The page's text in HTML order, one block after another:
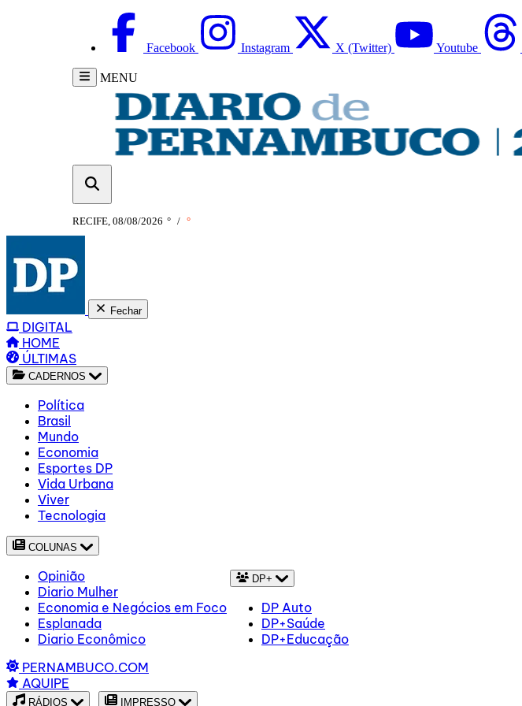
Facebook Instagram X (Twitter) Youtube
MENU
RECIFE, 08/08/2026 ° / °
Fechar
DIGITAL
HOME
ÚLTIMAS
CADERNOS
Política
Brasil
Mundo
Economia
Esportes DP
Vida Urbana
Viver
Tecnologia
COLUNAS
Opinião
Diario Mulher
Economia e Negócios em Foco
Esplanada
Diario Econômico
DP+
DP Auto
DP+Saúde
DP+Educação
PERNAMBUCO.COM
AQUIPE
RÁDIOS IMPRESSO